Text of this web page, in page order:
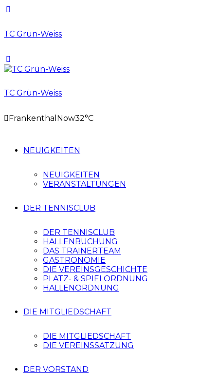
TC Grün-Weiss
TC Grün-Weiss
Frankenthal Now32°C
NEUIGKEITEN
NEUIGKEITEN
VERANSTALTUNGEN
DER TENNISCLUB
DER TENNISCLUB
HALLENBUCHUNG
DAS TRAINERTEAM
GASTRONOMIE
DIE VEREINSGESCHICHTE
PLATZ- & SPIELORDNUNG
HALLENORDNUNG
DIE MITGLIEDSCHAFT
DIE MITGLIEDSCHAFT
DIE VEREINSSATZUNG
DER VORSTAND